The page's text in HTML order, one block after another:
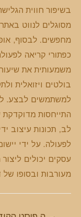
בשיפור חווית
מסוגלים לנווט
מחפשים. לבסוף,
כפתורי קריאה
משמעותית את
בולטים ויזואלית
למשתמשים לבצע.
התייחסות מדוקדקת
לב, תכונות עיצוב
לפעולה. על ידי
עסקים יכולים
מעורבות ובסופו
ניווט